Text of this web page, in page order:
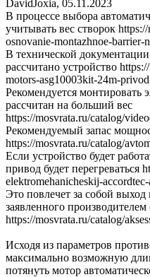
DavidJoxia, 05.11.2023
В процессе выбора
учитывать вес створок
osnovanie-montazhnoe-barrier-
В технической документации
рассчитано устройство
motors-asg10003kit-24m-
Рекомендуется монтировать
рассчитан на больший вес
https://mosvrata.ru/catalog/
Рекомендуемый запас
https://mosvrata.ru/catalog/
Если устройство будет
привод будет перегреваться
elektromehanicheskij-
Это повлечет за собой
заявленного производителем
https://mosvrata.ru/catalog/
Исходя из параметров
максимально возможную
потянуть мотор